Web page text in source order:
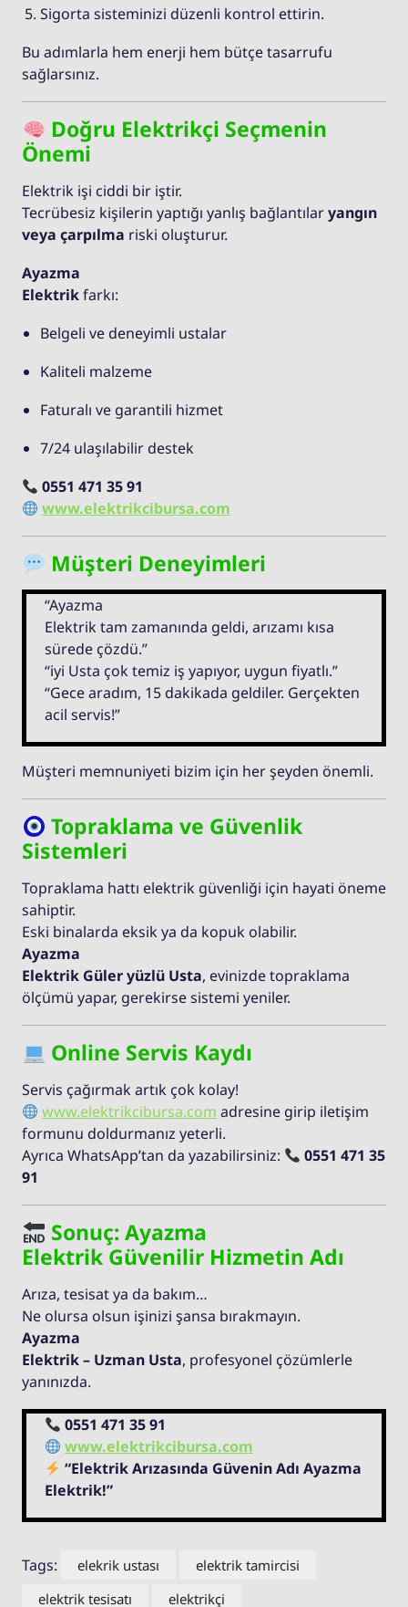
Sigorta sisteminizi düzenli kontrol ettirin.
Bu adımlarla hem enerji hem bütçe tasarrufu
sağlarsınız.
Doğru Elektrikçi Seçmenin
Önemi
Elektrik işi ciddi bir iştir.
Tecrübesiz kişilerin yaptığı yanlış bağlantılaryangın
veya çarpılma riski oluşturur.
Ayazma
Elektrikfarkı:
Belgeli ve deneyimli ustalar
Kaliteli malzeme
Faturalı ve garantili hizmet
7/24 ulaşılabilir destek
0551 471 35 91
www.elektrikcibursa.com
Müşteri Deneyimleri
“Ayazma
Elektrik tam zamanında geldi, arızamı kısa
sürede çözdü.”
“iyi Usta çok temiz iş yapıyor, uygun fiyatlı.”
“Gece aradım, 15 dakikada geldiler. Gerçekten
acil servis!”
Müşteri memnuniyeti bizim için her şeyden önemli.
Topraklama ve Güvenlik
Sistemleri
Topraklama hattı elektrik güvenliği için hayati öneme
sahiptir.
Eski binalarda eksik ya da kopuk olabilir.
Ayazma
Elektrik Güler yüzlü Usta, evinizde topraklama
ölçümü yapar, gerekirse sistemi yeniler.
Online Servis Kaydı
Servis çağırmak artık çok kolay!
www.elektrikcibursa.com adresine girip iletişim
formunu doldurmanız yeterli.
Ayrıca WhatsApp’tan da yazabilirsiniz:
0551 471 35
91
Sonuç: Ayazma
Elektrik Güvenilir Hizmetin Adı
Arıza, tesisat ya da bakım…
Ne olursa olsun işinizi şansa bırakmayın.
Ayazma
Elektrik – Uzman Usta, profesyonel çözümlerle
yanınızda.
0551 471 35 91
www.elektrikcibursa.com
“Elektrik Arızasında Güvenin Adı Ayazma
Elektrik!”
Tags: elekrik ustası
elektrik tamircisi
elektrik tesisatı
elektrikçi